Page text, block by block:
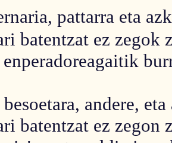
pattarra eta
batentzat ez zegok
enperadoreagaitik
andere,
batentzat ez zegon